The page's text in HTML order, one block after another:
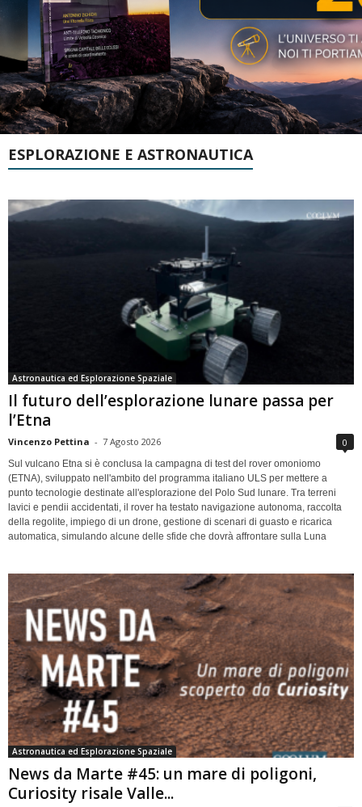
ESPLORAZIONE E ASTRONAUTICA
Astronautica ed Esplorazione Spaziale
Il futuro dell’esplorazione lunare passa per
l’Etna
Vincenzo Pettina - 7 Agosto 2026 0
Sul vulcano Etna si è conclusa la campagna di test del rover omoniomo
(ETNA), sviluppato nell'ambito del programma italiano ULS per mettere a
punto tecnologie destinate all'esplorazione del Polo Sud lunare. Tra terreni
lavici e pendii accidentati, il rover ha testato navigazione autonoma, raccolta
della regolite, impiego di un drone, gestione di scenari di guasto e ricarica
automatica, simulando alcune delle sfide che dovrà affrontare sulla Luna
Astronautica ed Esplorazione Spaziale
News da Marte #45: un mare di poligoni,
Curiosity risale Valle...